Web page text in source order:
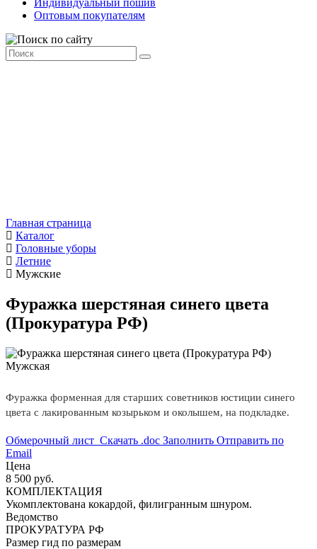
Индивидуальный пошив
Оптовым покупателям
Главная страница
Каталог
Головные уборы
Летние
Мужские
Фуражка шерстяная синего цвета
(Прокуратура РФ)
Мужская
Фуражка форменная для старших советников юстиции синего
цвета с лакированным козырьком и околышем, на подкладке.
Обмерочный лист Скачать .doc Заполнить Отправить по
Email
Цена
8 500 руб.
КОМПЛЕКТАЦИЯ
Укомплектована кокардой, филигранным шнуром.
Ведомство
ПРОКУРАТУРА РФ
Размер гид по размерам